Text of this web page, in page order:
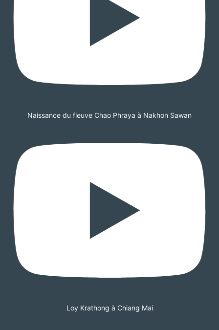
Naissance du fleuve Chao Phraya à Nakhon Sawan
Loy Krathong à Chiang Mai